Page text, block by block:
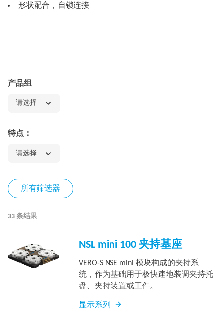
形状配合，自锁连接
产品组
请选择
特点：
请选择
所有筛选器
33 条结果
NSL mini 100 夹持基座
VERO-S NSE mini 模块构成的夹持系
统，作为基础用于极快速地装调夹持托
盘、夹持装置或工件。
显示系列